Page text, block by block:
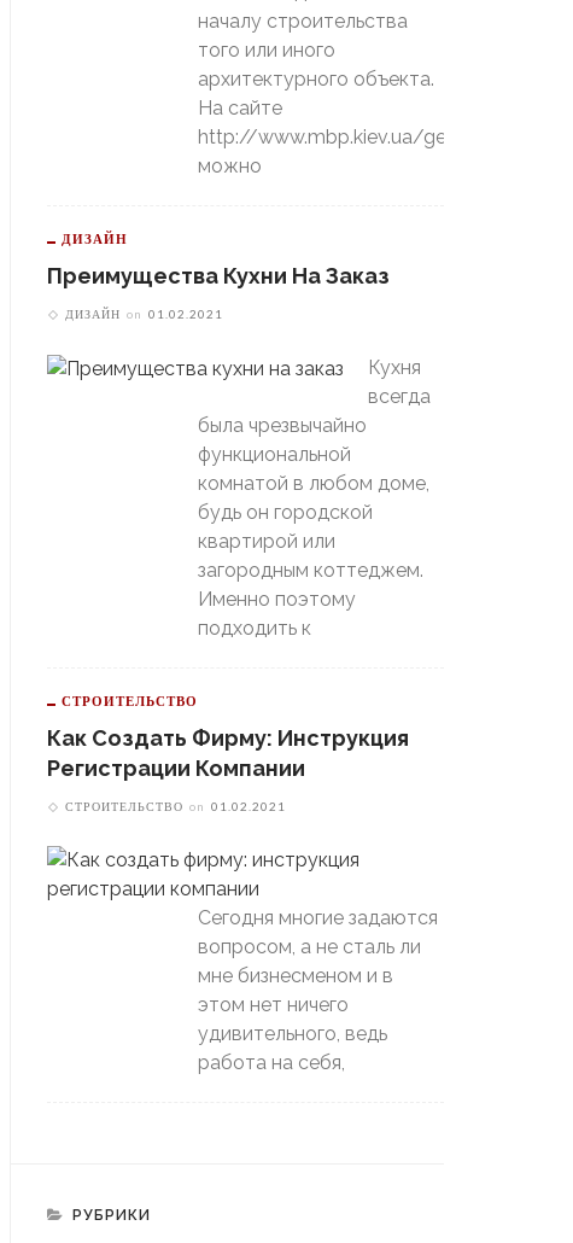
«Автомобилист» Вышел В
Плей-Офф, Даже Не Доиграв
В Свердловской Области
Пойдет Сильный Снег, А
Потом Резко Похолодает
началу строительства
того или иного
архитектурного объекта.
На сайте
http://www.mbp.kiev.ua/geology
можно
ДИЗАЙН
Преимущества Кухни На Заказ
ДИЗАЙН on 01.02.2021
Кухня
всегда
была чрезвычайно
функциональной
комнатой в любом доме,
будь он городской
квартирой или
загородным коттеджем.
Именно поэтому
подходить к
СТРОИТЕЛЬСТВО
Как Создать Фирму: Инструкция
Регистрации Компании
СТРОИТЕЛЬСТВО on 01.02.2021
Сегодня многие задаются
вопросом, а не сталь ли
мне бизнесменом и в
этом нет ничего
удивительного, ведь
работа на себя,
РУБРИКИ